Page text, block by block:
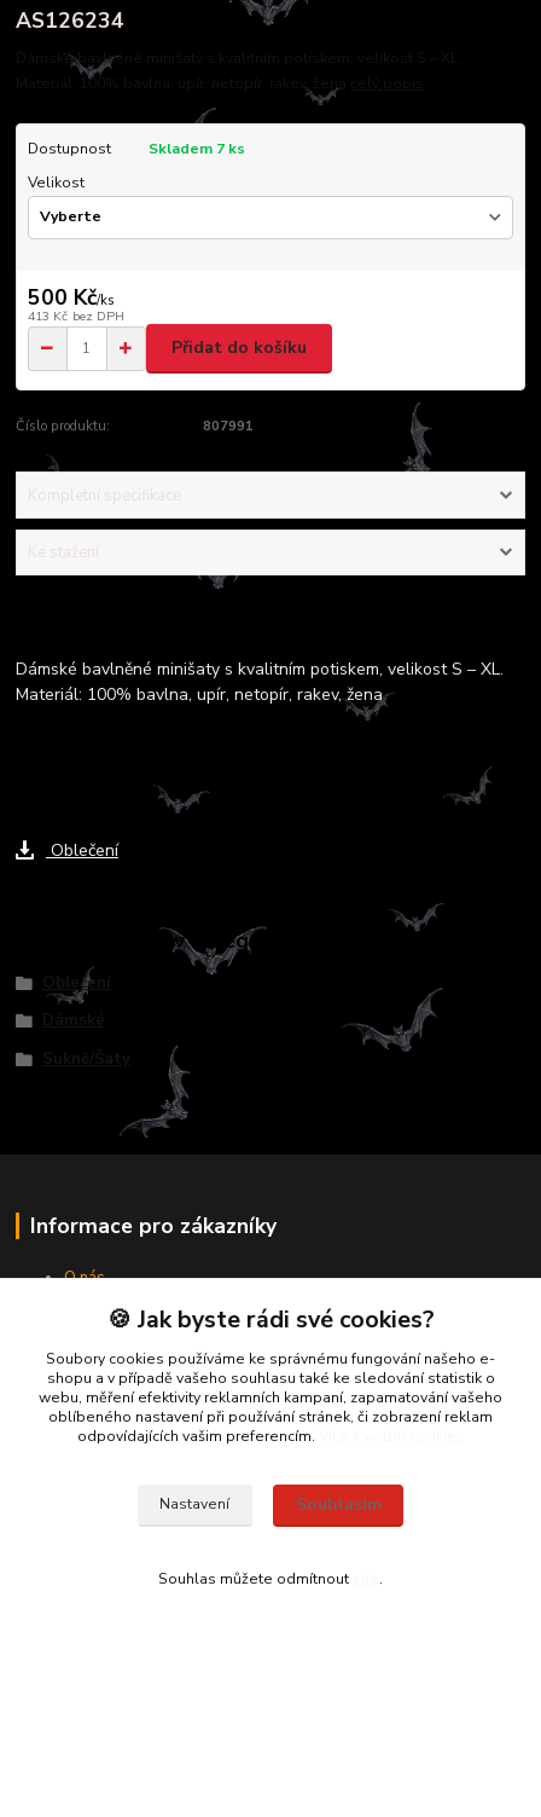
AS126234
Dámské bavlněné minišaty s kvalitním potiskem, velikost S – XL.
Materiál: 100% bavlna, upír, netopír, rakev, žena
Dostupnost
Skladem 7 ks
Velikost
500 Kč/ks
413 Kč bez DPH
Přidat do košíku
Číslo produktu: 807991
Kompletní specifikace
Ke stažení
Dámské bavlněné minišaty s kvalitním potiskem, velikost S – XL.
Materiál: 100% bavlna, upír, netopír, rakev, žena
Oblečení
Zboží zařazeno v kategoriích
Oblečení
Informace pro zákazníky
O nás
Jak nakupovat
Obchodní podmínky
Kontakty
🍪 Jak byste rádi své cookies?
Soubory cookies používáme ke správnému fungování našeho e-
shopu a v případě vašeho souhlasu také ke sledování statistik o
webu, měření efektivity reklamních kampaní, zapamatování vašeho
oblíbeného nastavení při používání stránek, či zobrazení reklam
odpovídajících vašim preferencím.
Nastavení Souhlasím
Souhlas můžete odmítnout .